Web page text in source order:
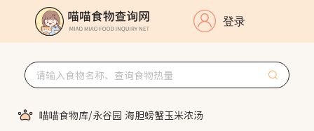
登录
喵喵食物库/永谷园 海胆螃蟹玉米浓汤